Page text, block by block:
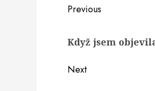
Post
Previous
post:
Když jsem
Next